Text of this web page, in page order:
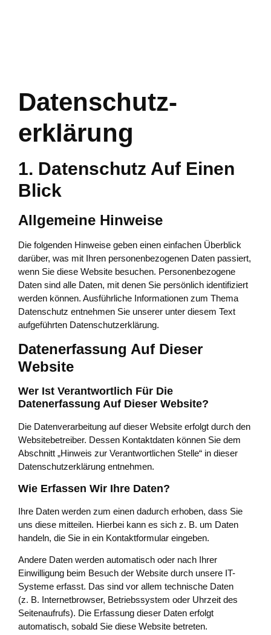
Datenschutz­
Erklärung
1. Datenschutz Auf Einen
Blick
Allgemeine Hinweise
Die folgenden Hinweise geben einen einfachen Überblick
darüber, was mit Ihren personenbezogenen Daten passiert,
wenn Sie diese Website besuchen. Personenbezogene
Daten sind alle Daten, mit denen Sie persönlich identifiziert
werden können. Ausführliche Informationen zum Thema
Datenschutz entnehmen Sie unserer unter diesem Text
aufgeführten Datenschutzerklärung.
Datenerfassung Auf Dieser
Website
Wer Ist Verantwortlich Für Die
Datenerfassung Auf Dieser Website?
Die Datenverarbeitung auf dieser Website erfolgt durch den
Websitebetreiber. Dessen Kontaktdaten können Sie dem
Abschnitt „Hinweis zur Verantwortlichen Stelle“ in dieser
Datenschutzerklärung entnehmen.
Wie Erfassen Wir Ihre Daten?
Ihre Daten werden zum einen dadurch erhoben, dass Sie
uns diese mitteilen. Hierbei kann es sich z. B. um Daten
handeln, die Sie in ein Kontaktformular eingeben.
Andere Daten werden automatisch oder nach Ihrer
Einwilligung beim Besuch der Website durch unsere IT-
Systeme erfasst. Das sind vor allem technische Daten
(z. B. Internetbrowser, Betriebssystem oder Uhrzeit des
Seitenaufrufs). Die Erfassung dieser Daten erfolgt
automatisch, sobald Sie diese Website betreten.